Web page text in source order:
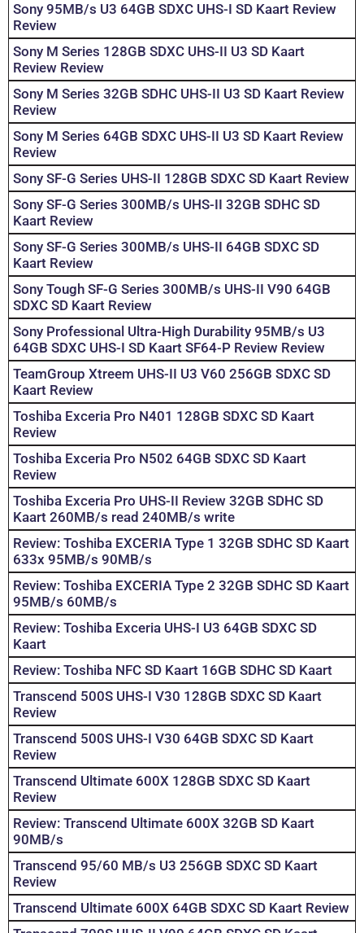
Sony 95MB/s U3 64GB SDXC UHS-I SD Kaart Review
Review
Sony M Series 128GB SDXC UHS-II U3 SD Kaart
Review Review
Sony M Series 32GB SDHC UHS-II U3 SD Kaart Review
Review
Sony M Series 64GB SDXC UHS-II U3 SD Kaart Review
Review
Sony SF-G Series UHS-II 128GB SDXC SD Kaart Review
Sony SF-G Series 300MB/s UHS-II 32GB SDHC SD
Kaart Review
Sony SF-G Series 300MB/s UHS-II 64GB SDXC SD
Kaart Review
Sony Tough SF-G Series 300MB/s UHS-II V90 64GB
SDXC SD Kaart Review
Sony Professional Ultra-High Durability 95MB/s U3
64GB SDXC UHS-I SD Kaart SF64-P Review Review
TeamGroup Xtreem UHS-II U3 V60 256GB SDXC SD
Kaart Review
Toshiba Exceria Pro N401 128GB SDXC SD Kaart
Review
Toshiba Exceria Pro N502 64GB SDXC SD Kaart
Review
Toshiba Exceria Pro UHS-II Review 32GB SDHC SD
Kaart 260MB/s read 240MB/s write
Review: Toshiba EXCERIA Type 1 32GB SDHC SD Kaart
633x 95MB/s 90MB/s
Review: Toshiba EXCERIA Type 2 32GB SDHC SD Kaart
95MB/s 60MB/s
Review: Toshiba Exceria UHS-I U3 64GB SDXC SD
Kaart
Review: Toshiba NFC SD Kaart 16GB SDHC SD Kaart
Transcend 500S UHS-I V30 128GB SDXC SD Kaart
Review
Transcend 500S UHS-I V30 64GB SDXC SD Kaart
Review
Transcend Ultimate 600X 128GB SDXC SD Kaart
Review
Review: Transcend Ultimate 600X 32GB SD Kaart
90MB/s
Transcend 95/60 MB/s U3 256GB SDXC SD Kaart
Review
Transcend Ultimate 600X 64GB SDXC SD Kaart Review